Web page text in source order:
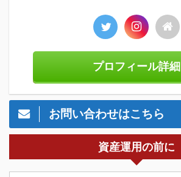
プロフィール詳細
お問い合わせはこちら
資産運用の前に